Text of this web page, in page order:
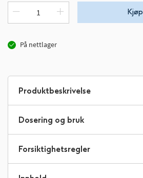
Kjøp
På nettlager
Produktbeskrivelse
Dosering og bruk
Forsiktighetsregler